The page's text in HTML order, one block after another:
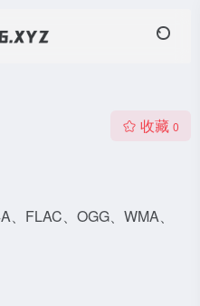
收藏 0
FLAC、OGG、WMA、